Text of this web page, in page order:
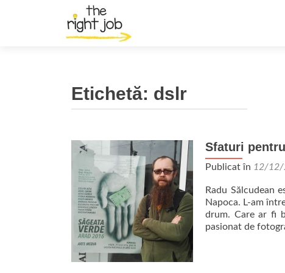
Etichetă: dslr
Sfaturi
Publicat în 12/12/
Radu Sălcudean
Napoca. L-am
drum. Care ar fi
pasionat de